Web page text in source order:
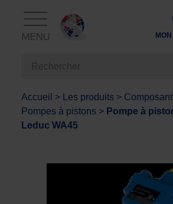
MENU
Accueil > Les produits >
Pompes à pistons > Pompe à
Leduc WA45